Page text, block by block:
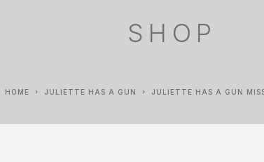
SHOP
HOME JULIETTE HAS A GUN JULIETTE HAS A GUN